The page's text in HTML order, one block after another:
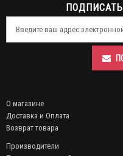
О магазине
Доставка и Оплата
Возврат товара
Производители